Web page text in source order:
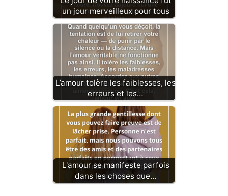
un jour merveilleux pour tous
L’amour tolère les faiblesses, les
erreurs et les…
L'amour se manifeste parfois
dans les choses que…